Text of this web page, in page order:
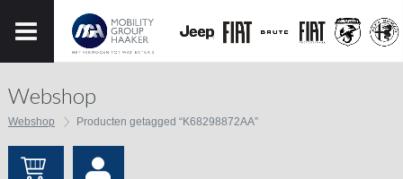
Webshop
Webshop Producten getagged “K68298872AA”